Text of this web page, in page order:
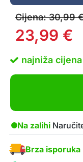
Cijena:30,99
23,99 €
najniža cijena
Na zalihi
Brza